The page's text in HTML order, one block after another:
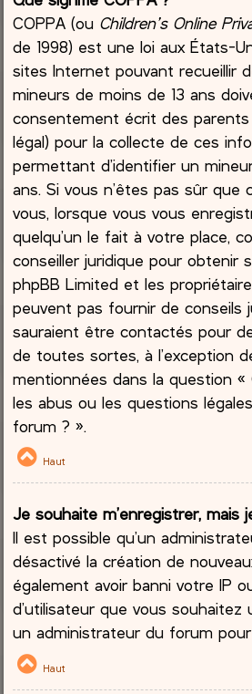
COPPA (ou Children’s Online
de 1998) est une loi aux États-
sites Internet pouvant recueillir
mineurs de moins de 13 ans
consentement écrit des
légal) pour la collecte de ces
permettant d’identifier un
ans. Si vous n’êtes pas sûr que
vous, lorsque vous vous
quelqu’un le fait à votre place,
conseiller juridique pour obtenir
phpBB Limited et les
peuvent pas fournir de conseils
sauraient être contactés pour
de toutes sortes, à l’exception
mentionnées dans la question
les abus ou les questions
forum ? ».
Haut
Je souhaite m’enregistrer, mais
Il est possible qu’un
désactivé la création de
également avoir banni votre IP
d’utilisateur que vous souhaitez
un administrateur du forum pour
Haut